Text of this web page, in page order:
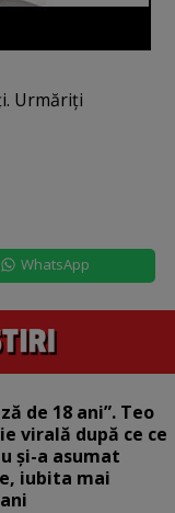
Urmăriți
WhatsApp
de 18 ani”. Teo
virală după ce ce
și-a asumat
iubita mai